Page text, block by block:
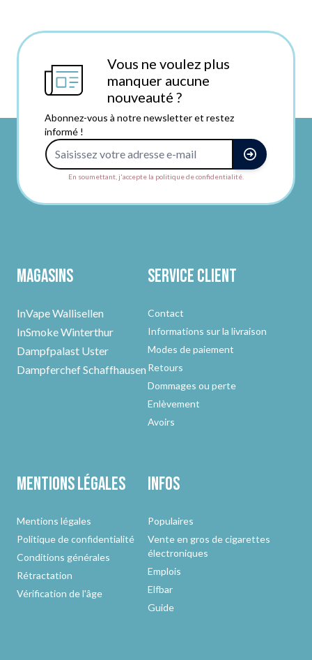
Vous ne voulez plus
manquer aucune
nouveauté ?
Abonnez-vous à notre newsletter et restez
informé !
En soumettant, j'accepte la politique de confidentialité.
Magasins
InVape Wallisellen
InSmoke Winterthur
Dampfpalast Uster
Dampferchef Schaffhausen
Service client
Contact
Informations sur la livraison
Modes de paiement
Retours
Dommages ou perte
Enlèvement
Avoirs
Mentions légales
Mentions légales
Politique de confidentialité
Conditions générales
Rétractation
Vérification de l'âge
Infos
Populaires
Vente en gros de cigarettes
électroniques
Emplois
Elfbar
Guide